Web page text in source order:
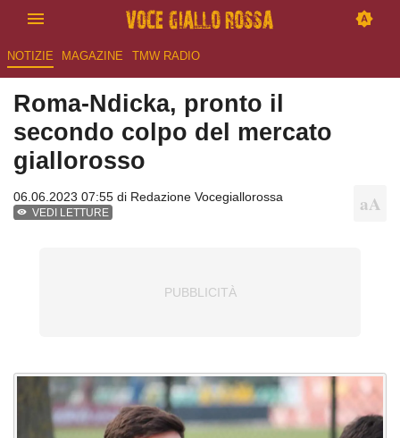
NOTIZIE MAGAZINE TMW RADIO
Roma-Ndicka, pronto il
secondo colpo del mercato
giallorosso
06.06.2023 07:55 di Redazione Vocegiallorossa
VEDI LETTURE